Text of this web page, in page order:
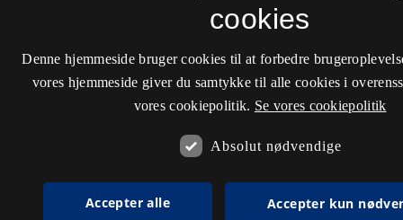
cookies
Denne hjemmeside bruger cookies til at forbedre
vores hjemmeside giver du samtykke til alle cookies i
vores cookiepolitik. Se vores cookiepolitik
Absolut nødvendige
Accepter alle Accepter kun